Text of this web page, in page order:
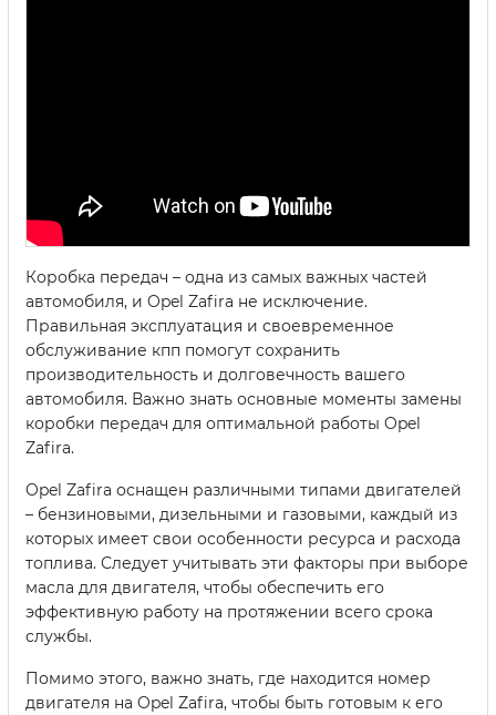
Коробка передач – одна из самых важных частей
автомобиля, и Opel Zafira не исключение.
Правильная эксплуатация и своевременное
обслуживание кпп помогут сохранить
производительность и долговечность вашего
автомобиля. Важно знать основные моменты замены
коробки передач для оптимальной работы Opel
Zafira.
Opel Zafira оснащен различными типами двигателей
– бензиновыми, дизельными и газовыми, каждый из
которых имеет свои особенности ресурса и расхода
топлива. Следует учитывать эти факторы при выборе
масла для двигателя, чтобы обеспечить его
эффективную работу на протяжении всего срока
службы.
Помимо этого, важно знать, где находится номер
двигателя на Opel Zafira, чтобы быть готовым к его